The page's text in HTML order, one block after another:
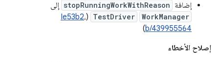
إضافة stopRunningWorkWithReason إلى
WorkManager
TestDriver
(
Ie53b2،
b/439955564
)
إصلاح الأخطاء